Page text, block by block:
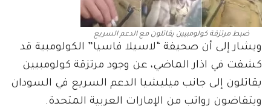
ضبط مرتزقة كولومبيين يقاتلون مع الدعم السريع
ويشار إلى أن صحيفة “لاسيلا فاسيا” الكولومبية قد
كشفت في اذار الماضي، عن وجود مرتزقة كولومبيين
يقاتلون إلى جانب ميليشيا الدعم السريع في السودان
ويتقاضون رواتب من الإمارات العربية المتحدة.